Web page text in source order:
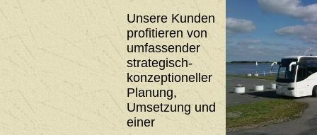
Unsere Kunden
profitieren von
umfassender
strategisch-
konzeptioneller
Planung,
Umsetzung und
einer